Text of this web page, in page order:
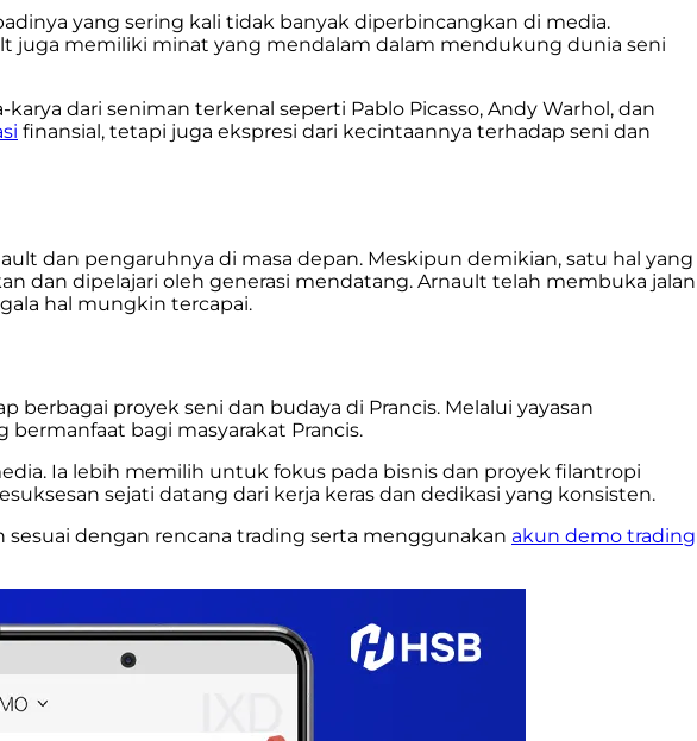
yang sering kali tidak banyak diperbincangkan di media.
juga memiliki minat yang mendalam dalam mendukung dunia seni
dari seniman terkenal seperti Pablo Picasso, Andy Warhol, dan
finansial, tetapi juga ekspresi dari kecintaannya terhadap seni dan
dan pengaruhnya di masa depan. Meskipun demikian, satu hal yang
dan dipelajari oleh generasi mendatang. Arnault telah membuka jalan
hal mungkin tercapai.
proyek seni dan budaya di Prancis. Melalui yayasan
bagi masyarakat Prancis.
Ia lebih memilih untuk fokus pada bisnis dan proyek filantropi
sejati datang dari kerja keras dan dedikasi yang konsisten.
dengan rencana trading serta menggunakan akun demo trading